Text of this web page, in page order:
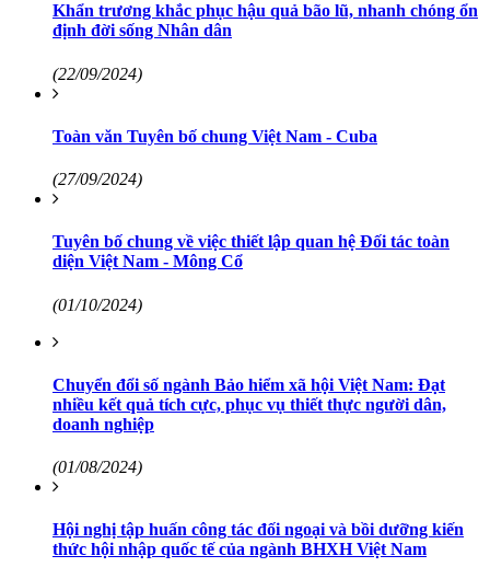
Khẩn trương khắc phục hậu quả bão lũ, nhanh chóng ổn
định đời sống Nhân dân
(22/09/2024)
Toàn văn Tuyên bố chung Việt Nam - Cuba
(27/09/2024)
Tuyên bố chung về việc thiết lập quan hệ Đối tác toàn
diện Việt Nam - Mông Cổ
(01/10/2024)
Chuyển đổi số ngành Bảo hiểm xã hội Việt Nam: Đạt
nhiều kết quả tích cực, phục vụ thiết thực người dân,
doanh nghiệp
(01/08/2024)
Hội nghị tập huấn công tác đối ngoại và bồi dưỡng kiến
thức hội nhập quốc tế của ngành BHXH Việt Nam